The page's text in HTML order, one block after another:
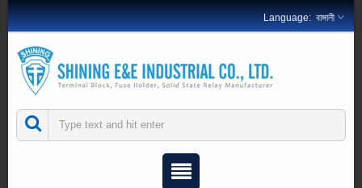
বাঙ্গালী